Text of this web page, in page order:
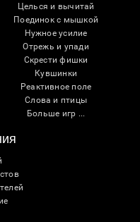
Целься и вычитай
Поединок с мышкой
Нужное усилие
Отрежь и упади
Скрести фишки
Кувшинки
Реактивное поле
Слова и птицы
Больше игр ...